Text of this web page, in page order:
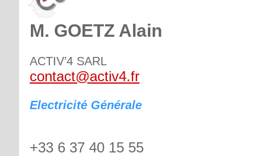
M. GOETZ Alain
ACTIV’4 SARL
contact@activ4.fr
Electricité Générale
+33 6 37 40 15 55